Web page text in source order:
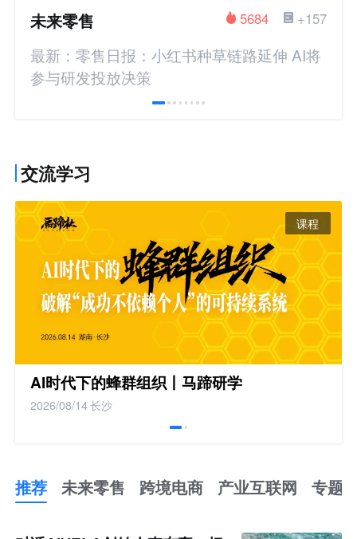
未来零售 +157
5684
最新：零售日报：小红书种草链路延伸 AI将
参与研发投放决策
交流学习
课程
AI时代下的蜂群组织丨马蹄研学
2026/08/14长沙
推荐 未来零售 跨境电商 产业互联网 专题